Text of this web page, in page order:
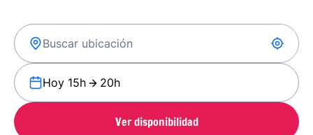
Hoy 15h 20h
Ver disponibilidad